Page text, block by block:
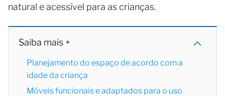
natural e acessível para as crianças.
Saiba mais +
Planejamento do espaço de acordo com a
idade da criança
Móveis funcionais e adaptados para o uso